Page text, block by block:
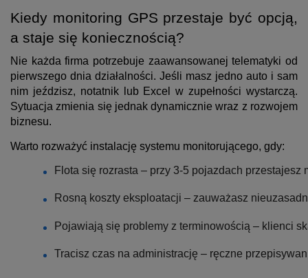
Kiedy monitoring GPS przestaje być opcją,
a staje się koniecznością?
Nie każda firma potrzebuje zaawansowanej telematyki od
pierwszego dnia działalności. Jeśli masz jedno auto i sam
nim jeździsz, notatnik lub Excel w zupełności wystarczą.
Sytuacja zmienia się jednak dynamicznie wraz z rozwojem
biznesu.
Warto rozważyć instalację systemu monitorującego, gdy:
Flota się rozrasta – przy 3-5 pojazdach
Rosną koszty eksploatacji – zauważasz
Pojawiają się problemy z terminowością – klienci
Tracisz czas na administrację – ręczne